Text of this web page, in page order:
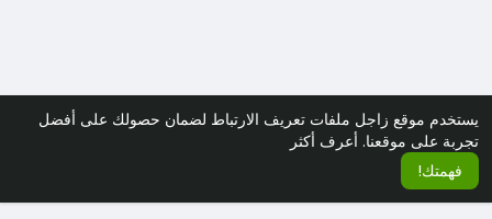
يستخدم موقع زاجل ملفات تعريف الارتباط لضمان حصولك على أفضل
تجربة على موقعنا. أعرف أكثر
فهمتك!